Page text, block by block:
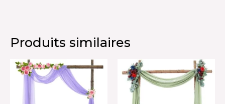
Produits similaires